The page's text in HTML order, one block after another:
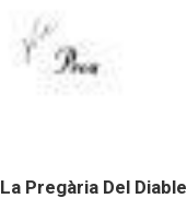
La Pregària Del Diable